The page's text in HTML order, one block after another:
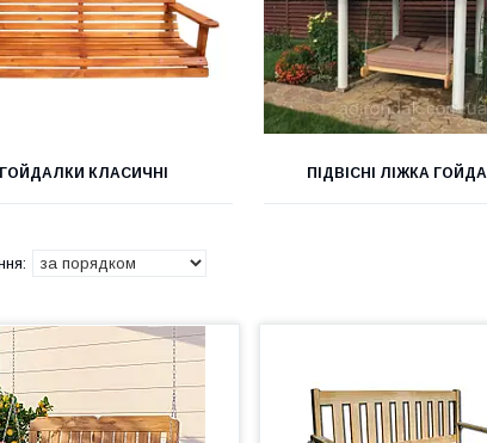
ГОЙДАЛКИ КЛАСИЧНІ ПІДВІСНІ ЛІЖКА